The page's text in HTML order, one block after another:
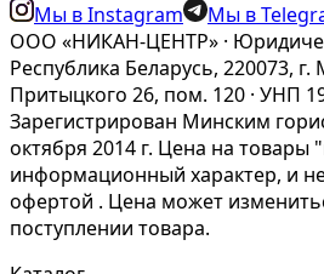
Мы в Instagram
Мы в
ООО «НИКАН-ЦЕНТР» ·
Республика Беларусь, 220073, г.
Притыцкого 26, пом. 120 · УНП
Зарегистрирован Минским
октября 2014 г. Цена на товары
информационный характер, и
офертой . Цена может
поступлении товара.